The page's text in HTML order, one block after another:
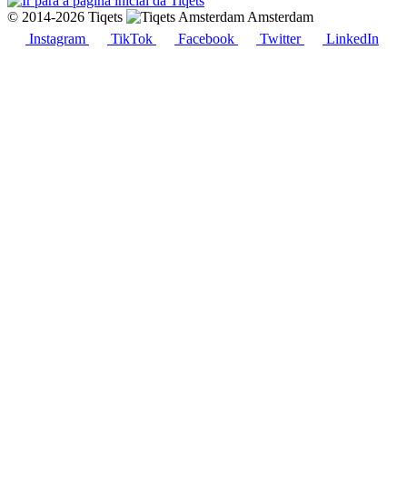
© 2014-2026 Tiqets
Amsterdam
Instagram
TikTok Facebook Twitter LinkedIn